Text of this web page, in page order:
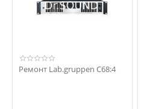
Ремонт Lab.gruppen C68:4